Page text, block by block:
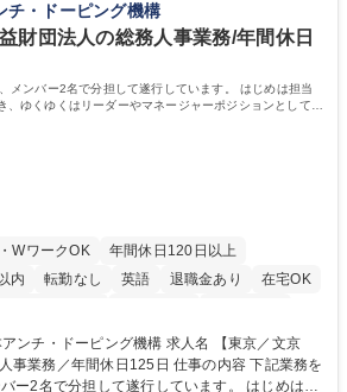
チ・ドーピング機構
財団法人の総務人事業務/年間休日
メンバー2名で分担して遂行しています。 はじめは担当
、ゆくゆくはリーダーやマネージャーポジションとして活
す。
WワークOK
年間休日120日以上
内
転勤なし 英語 退職金あり
在宅OK
ピング機構 求人名 【東京／文京
間休日125日 仕事の内容 下記業務を
ー2名で分担して遂行しています。 はじめは担